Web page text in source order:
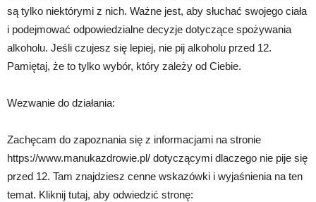
są tylko niektórymi z nich. Ważne jest, aby słuchać swojego ciała
i podejmować odpowiedzialne decyzje dotyczące spożywania
alkoholu. Jeśli czujesz się lepiej, nie pij alkoholu przed 12.
Pamiętaj, że to tylko wybór, który zależy od Ciebie.
Wezwanie do działania:
Zachęcam do zapoznania się z informacjami na stronie
https://www.manukazdrowie.pl/ dotyczącymi dlaczego nie pije się
przed 12. Tam znajdziesz cenne wskazówki i wyjaśnienia na ten
temat. Kliknij tutaj, aby odwiedzić stronę: